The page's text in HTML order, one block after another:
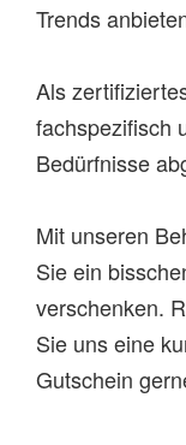
Trends
Als
fachspezifisch
Bedürfnisse
Mit unseren
Sie ein
verschenken.
Sie uns eine
Gutschein